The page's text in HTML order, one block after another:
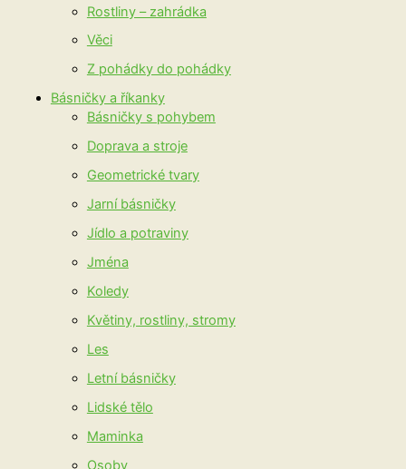
Rostliny – zahrádka
Věci
Z pohádky do pohádky
Básničky a říkanky
Básničky s pohybem
Doprava a stroje
Geometrické tvary
Jarní básničky
Jídlo a potraviny
Jména
Koledy
Květiny, rostliny, stromy
Les
Letní básničky
Lidské tělo
Maminka
Osoby